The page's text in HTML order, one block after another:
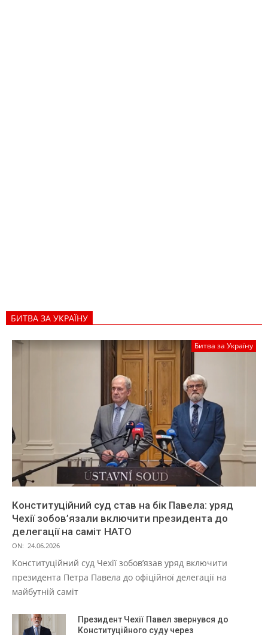
БИТВА ЗА УКРАЇНУ
Битва за Україну
Конституційний суд став на бік Павела: уряд
Чехії зобов’язали включити президента до
делегації на саміт НАТО
ON: 24.06.2026
Конституційний суд Чехії зобов’язав уряд включити
президента Петра Павела до офіційної делегації на
майбутній саміт
Президент Чехії Павел звернувся до
Конституційного суду через